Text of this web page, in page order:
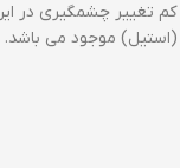
تغییر چشمگیری
موجود می باشد.